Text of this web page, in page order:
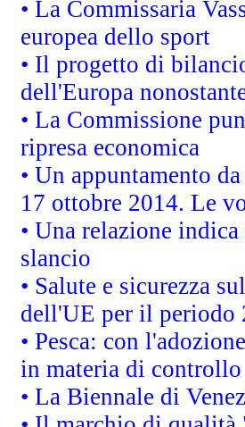
• La Commissaria
europea dello sport
• Il progetto di
dell'Europa
• La Commissione
ripresa economica
• Un appuntamento
17 ottobre 2014. Le
• Una relazione
slancio
• Salute e sicurezza
dell'UE per il periodo
• Pesca: con
in materia di controllo
• La Biennale di